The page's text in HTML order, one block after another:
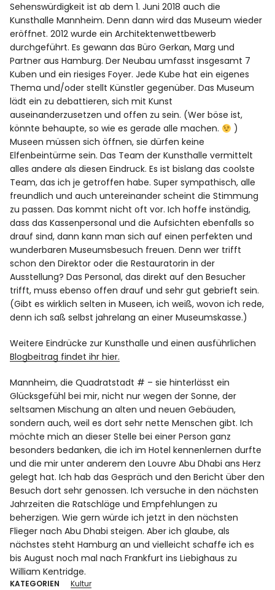
Sehenswürdigkeit ist ab dem 1. Juni 2018 auch die
Kunsthalle Mannheim. Denn dann wird das Museum wieder
eröffnet. 2012 wurde ein Architektenwettbewerb
durchgeführt. Es gewann das Büro Gerkan, Marg und
Partner aus Hamburg. Der Neubau umfasst insgesamt 7
Kuben und ein riesiges Foyer. Jede Kube hat ein eigenes
Thema und/oder stellt Künstler gegenüber. Das Museum
lädt ein zu debattieren, sich mit Kunst
auseinanderzusetzen und offen zu sein. (Wer böse ist,
könnte behaupte, so wie es gerade alle machen.
)
Museen müssen sich öffnen, sie dürfen keine
Elfenbeintürme sein. Das Team der Kunsthalle vermittelt
alles andere als diesen Eindruck. Es ist bislang das coolste
Team, das ich je getroffen habe. Super sympathisch, alle
freundlich und auch untereinander scheint die Stimmung
zu passen. Das kommt nicht oft vor. Ich hoffe inständig,
dass das Kassenpersonal und die Aufsichten ebenfalls so
drauf sind, dann kann man sich auf einen perfekten und
wunderbaren Museumsbesuch freuen. Denn wer trifft
schon den Direktor oder die Restauratorin in der
Ausstellung? Das Personal, das direkt auf den Besucher
trifft, muss ebenso offen drauf und sehr gut gebrieft sein.
(Gibt es wirklich selten in Museen, ich weiß, wovon ich rede,
denn ich saß selbst jahrelang an einer Museumskasse.)
Weitere Eindrücke zur Kunsthalle und einen ausführlichen
Blogbeitrag findet ihr hier.
Mannheim, die Quadratstadt # – sie hinterlässt ein
Glücksgefühl bei mir, nicht nur wegen der Sonne, der
seltsamen Mischung an alten und neuen Gebäuden,
sondern auch, weil es dort sehr nette Menschen gibt. Ich
möchte mich an dieser Stelle bei einer Person ganz
besonders bedanken, die ich im Hotel kennenlernen durfte
und die mir unter anderem den Louvre Abu Dhabi ans Herz
gelegt hat. Ich hab das Gespräch und den Bericht über den
Besuch dort sehr genossen. Ich versuche in den nächsten
Jahrzeiten die Ratschläge und Empfehlungen zu
beherzigen. Wie gern würde ich jetzt in den nächsten
Flieger nach Abu Dhabi steigen. Aber ich glaube, als
nächstes steht Hamburg an und vielleicht schaffe ich es
bis August noch mal nach Frankfurt ins Liebighaus zu
William Kentridge.
KATEGORIEN Kultur